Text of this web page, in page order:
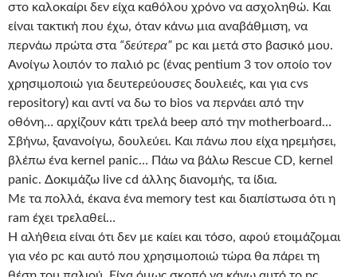
στο καλοκαίρι δεν είχα καθόλου χρόνο να ασχοληθώ. Και
είναι τακτική που έχω, όταν κάνω μια αναβάθμιση, να
περνάω πρώτα στα “δεύτερα” pc και μετά στο βασικό μου.
Ανοίγω λοιπόν το παλιό pc (ένας pentium 3 τον οποίο τον
χρησιμοποιώ για δευτερεύουσες δουλειές, και για cvs
repository) και αντί να δω το bios να περνάει από την
οθόνη… αρχίζουν κάτι τρελά beep από την motherboard…
Σβήνω, ξανανοίγω, δουλεύει. Και πάνω που είχα ηρεμήσει,
βλέπω ένα kernel panic… Πάω να βάλω Rescue CD, kernel
panic. Δοκιμάζω live cd άλλης διανομής, τα ίδια.
Με τα πολλά, έκανα ένα memory test και διαπίστωσα ότι η
ram έχει τρελαθεί…
Η αλήθεια είναι ότι δεν με καίει και τόσο, αφού ετοιμάζομαι
για νέο pc και αυτό που χρησιμοποιώ τώρα θα πάρει τη